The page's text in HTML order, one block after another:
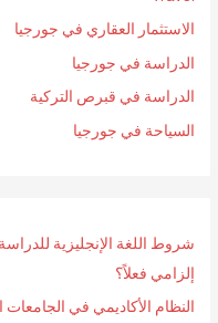
:الاستثمار العقاري في جورجيا
الدراسة في جورجيا
الدراسة في قبرص التركية
السياحة في جورجيا
إلزامي فعلاً؟